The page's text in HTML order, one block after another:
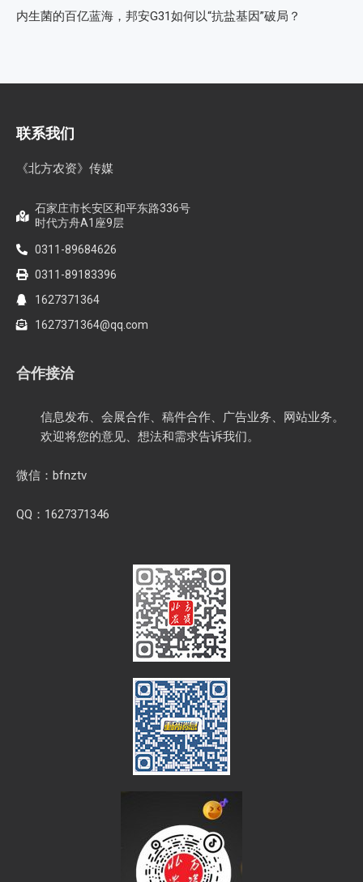
内生菌的百亿蓝海，邦安G31如何以“抗盐基因”破局？
联系我们
《北方农资》传媒
石家庄市长安区和平东路336号
时代方舟A1座9层
0311-89684626
0311-89183396
1627371364
1627371364@qq.com
合作接洽
信息发布、会展合作、稿件合作、广告业务、网站业务。
欢迎将您的意见、想法和需求告诉我们。
微信：bfnztv
QQ：1627371346